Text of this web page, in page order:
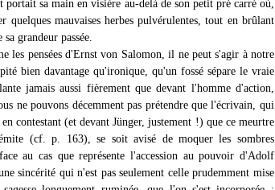
sa main en visière au-delà de son petit pré carré où,
mauvaises herbes pulvérulentes, tout en brûlant
grandeur passée.
les pensées d'Ernst von Salomon, il ne peut s'agir à notre
bien davantage qu'ironique, qu'un fossé sépare le vraie
jamais aussi fièrement que devant l'homme d'action,
ne pouvons décemment pas prétendre que l'écrivain, qui
contestant (et devant Jünger, justement !) que ce meurtre
(cf. p. 163), se soit avisé de moquer les sombres
au cas que représente l'accession au pouvoir d'Adolf
sincérité qui n'est pas seulement celle prudemment mise